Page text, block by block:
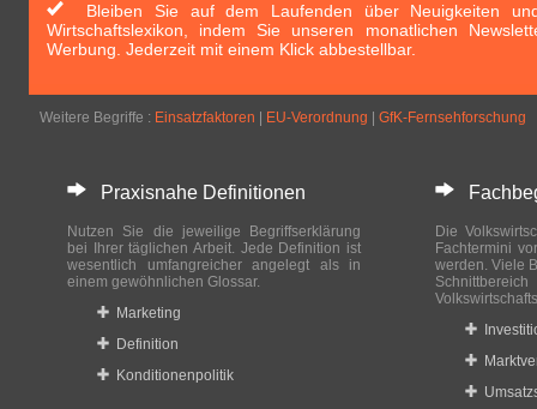
Bleiben Sie auf dem Laufenden über Neuigkeiten
Wirtschaftslexikon, indem Sie unseren monatlichen
Werbung. Jederzeit mit einem Klick abbestellbar.
Weitere Begriffe : Einsatzfaktoren EU-Verordnung GfK-Fernsehforschung
Praxisnahe Definitionen
Nutzen Sie die jeweilige Begriffserklärung
bei Ihrer täglichen Arbeit. Jede Definition ist
wesentlich umfangreicher angelegt als in
einem gewöhnlichen Glossar.
Marketing
Definition
Konditionenpolitik
Die
Fachtermini
werden. Viele